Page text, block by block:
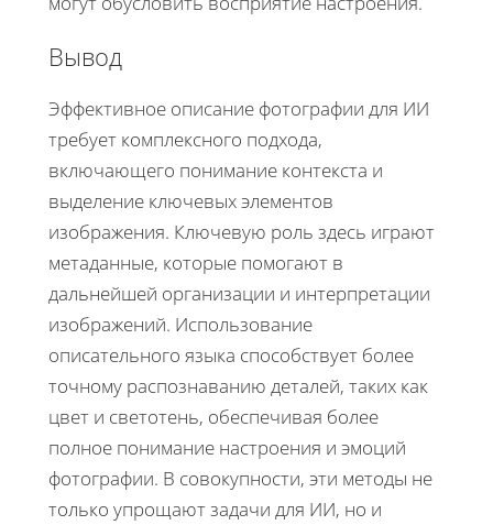
Вывод
Эффективное описание фотографии для ИИ
требует комплексного подхода,
включающего понимание контекста и
выделение ключевых элементов
изображения. Ключевую роль здесь играют
метаданные, которые помогают в
дальнейшей организации и интерпретации
изображений. Использование
описательного языка способствует более
точному распознаванию деталей, таких как
цвет и светотень, обеспечивая более
полное понимание настроения и эмоций
фотографии. В совокупности, эти методы не
только упрощают задачи для ИИ, но и